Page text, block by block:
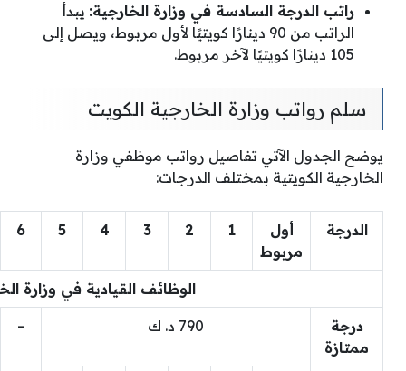
راتب الدرجة السادسة في وزارة الخارجية: يبدأ
الراتب من 90 دينارًا كويتيًا لأول مربوط، ويصل إلى
105 دينارًا كويتيًا لآخر مربوط.
سلم رواتب وزارة الخارجية الكويت
يوضح الجدول الآتي تفاصيل رواتب موظفي وزارة
الخارجية الكويتية بمختلف الدرجات:
الدرجة
أول
مربوط
1
2
3
4
5
6
الوظائف القيادية في وزارة
درجة
ممتازة
790 د. ك –